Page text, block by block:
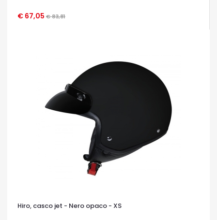
€ 67,05 € 83,81
OCCHIATA VELOCE
Hiro, casco jet - Nero opaco - XS